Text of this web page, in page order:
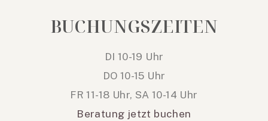
BUCHUNGSZEITEN
DI 10-19 Uhr
DO 10-15 Uhr
FR 11-18 Uhr, SA 10-14 Uhr
Beratung jetzt buchen